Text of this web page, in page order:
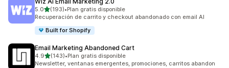
5.0de 5 estrellas
(193)
193 reseñas en total
•Plan gratis disponible
Recuperación de carrito y checkout abandonado con email AI
Built for Shopify
Email Marketing Abandoned Cart
4.9de 5 estrellas
(143)
143 reseñas en total
•Plan gratis disponible
Newsletter, ventanas emergentes, promociones, carritos abandon